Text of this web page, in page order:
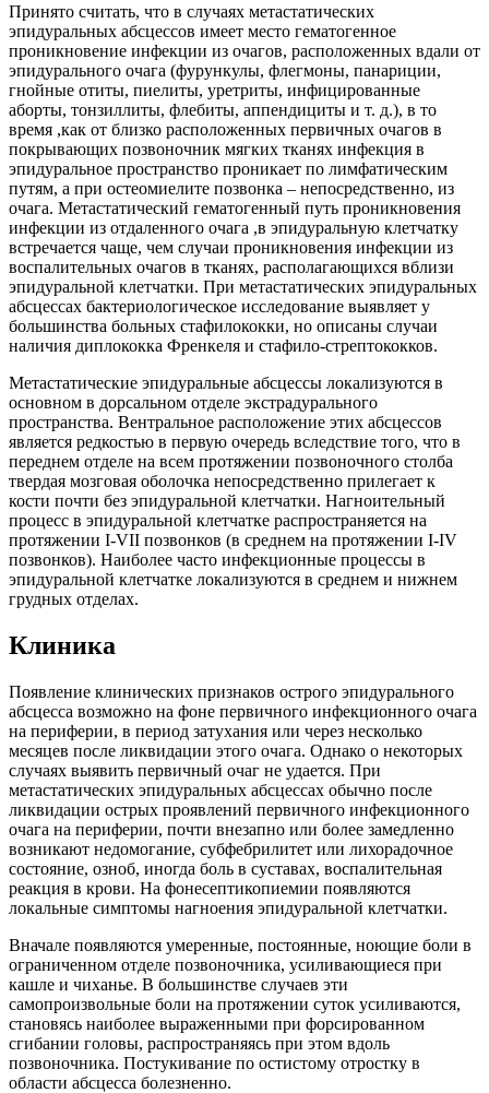
Принято считать, что в случаях метастатических
эпидуральных абсцессов имеет место гематогенное
проникновение инфекции из очагов, расположенных вдали от
эпидурального очага (фурункулы, флегмоны, панариции,
гнойные отиты, пиелиты, уретриты, инфицированные
аборты, тонзиллиты, флебиты, аппендициты и т. д.), в то
время ,как от близко расположенных первичных очагов в
покрывающих позвоночник мягких тканях инфекция в
эпидуральное пространство проникает по лимфатическим
путям, а при остеомиелите позвонка – непосредственно, из
очага. Метастатический гематогенный путь проникновения
инфекции из отдаленного очага ,в эпидуральную клетчатку
встречается чаще, чем случаи проникновения инфекции из
воспалительных очагов в тканях, располагающихся вблизи
эпидуральной клетчатки. При метастатических эпидуральных
абсцессах бактериологическое исследование выявляет у
большинства больных стафилококки, но описаны случаи
наличия диплококка Френкеля и стафило-стрептококков.
Метастатические эпидуральные абсцессы локализуются в
основном в дорсальном отделе экстрадурального
пространства. Вентральное расположение этих абсцессов
является редкостью в первую очередь вследствие того, что в
переднем отделе на всем протяжении позвоночного столба
твердая мозговая оболочка непосредственно прилегает к
кости почти без эпидуральной клетчатки. Нагноительный
процесс в эпидуральной клетчатке распространяется на
протяжении I-VII позвонков (в среднем на протяжении I-IV
позвонков). Наиболее часто инфекционные процессы в
эпидуральной клетчатке локализуются в среднем и нижнем
грудных отделах.
Клиника
Появление клинических признаков острого эпидурального
абсцесса возможно на фоне первичного инфекционного очага
на периферии, в период затухания или через несколько
месяцев после ликвидации этого очага. Однако о некоторых
случаях выявить первичный очаг не удается. При
метастатических эпидуральных абсцессах обычно после
ликвидации острых проявлений первичного инфекционного
очага на периферии, почти внезапно или более замедленно
возникают недомогание, субфебрилитет или лихорадочное
состояние, озноб, иногда боль в суставах, воспалительная
реакция в крови. На фонесептикопиемии появляются
локальные симптомы нагноения эпидуральной клетчатки.
Вначале появляются умеренные, постоянные, ноющие боли в
ограниченном отделе позвоночника, усиливающиеся при
кашле и чиханье. В большинстве случаев эти
самопроизвольные боли на протяжении суток усиливаются,
становясь наиболее выраженными при форсированном
сгибании головы, распространяясь при этом вдоль
позвоночника. Постукивание по остистому отростку в
области абсцесса болезненно.